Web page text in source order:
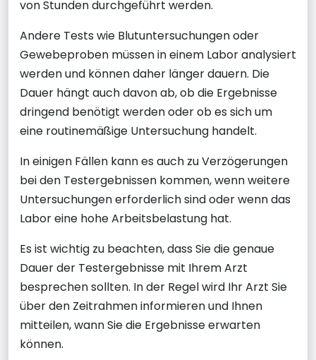
von Stunden durchgeführt werden.
Andere Tests wie Blutuntersuchungen oder
Gewebeproben müssen in einem Labor analysiert
werden und können daher länger dauern. Die
Dauer hängt auch davon ab, ob die Ergebnisse
dringend benötigt werden oder ob es sich um
eine routinemäßige Untersuchung handelt.
In einigen Fällen kann es auch zu Verzögerungen
bei den Testergebnissen kommen, wenn weitere
Untersuchungen erforderlich sind oder wenn das
Labor eine hohe Arbeitsbelastung hat.
Es ist wichtig zu beachten, dass Sie die genaue
Dauer der Testergebnisse mit Ihrem Arzt
besprechen sollten. In der Regel wird Ihr Arzt Sie
über den Zeitrahmen informieren und Ihnen
mitteilen, wann Sie die Ergebnisse erwarten
können.